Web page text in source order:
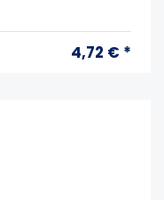
4,72 € *